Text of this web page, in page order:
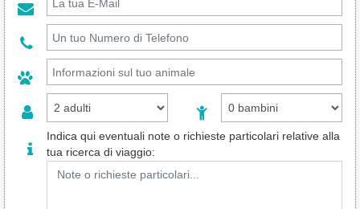
Indica qui eventuali note o richieste particolari relative alla
tua ricerca di viaggio: